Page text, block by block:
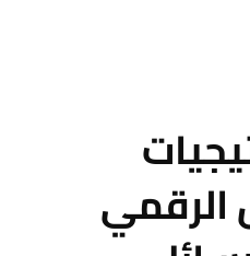
الرقمي